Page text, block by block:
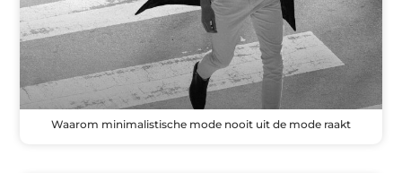
Waarom minimalistische mode nooit uit de mode raakt